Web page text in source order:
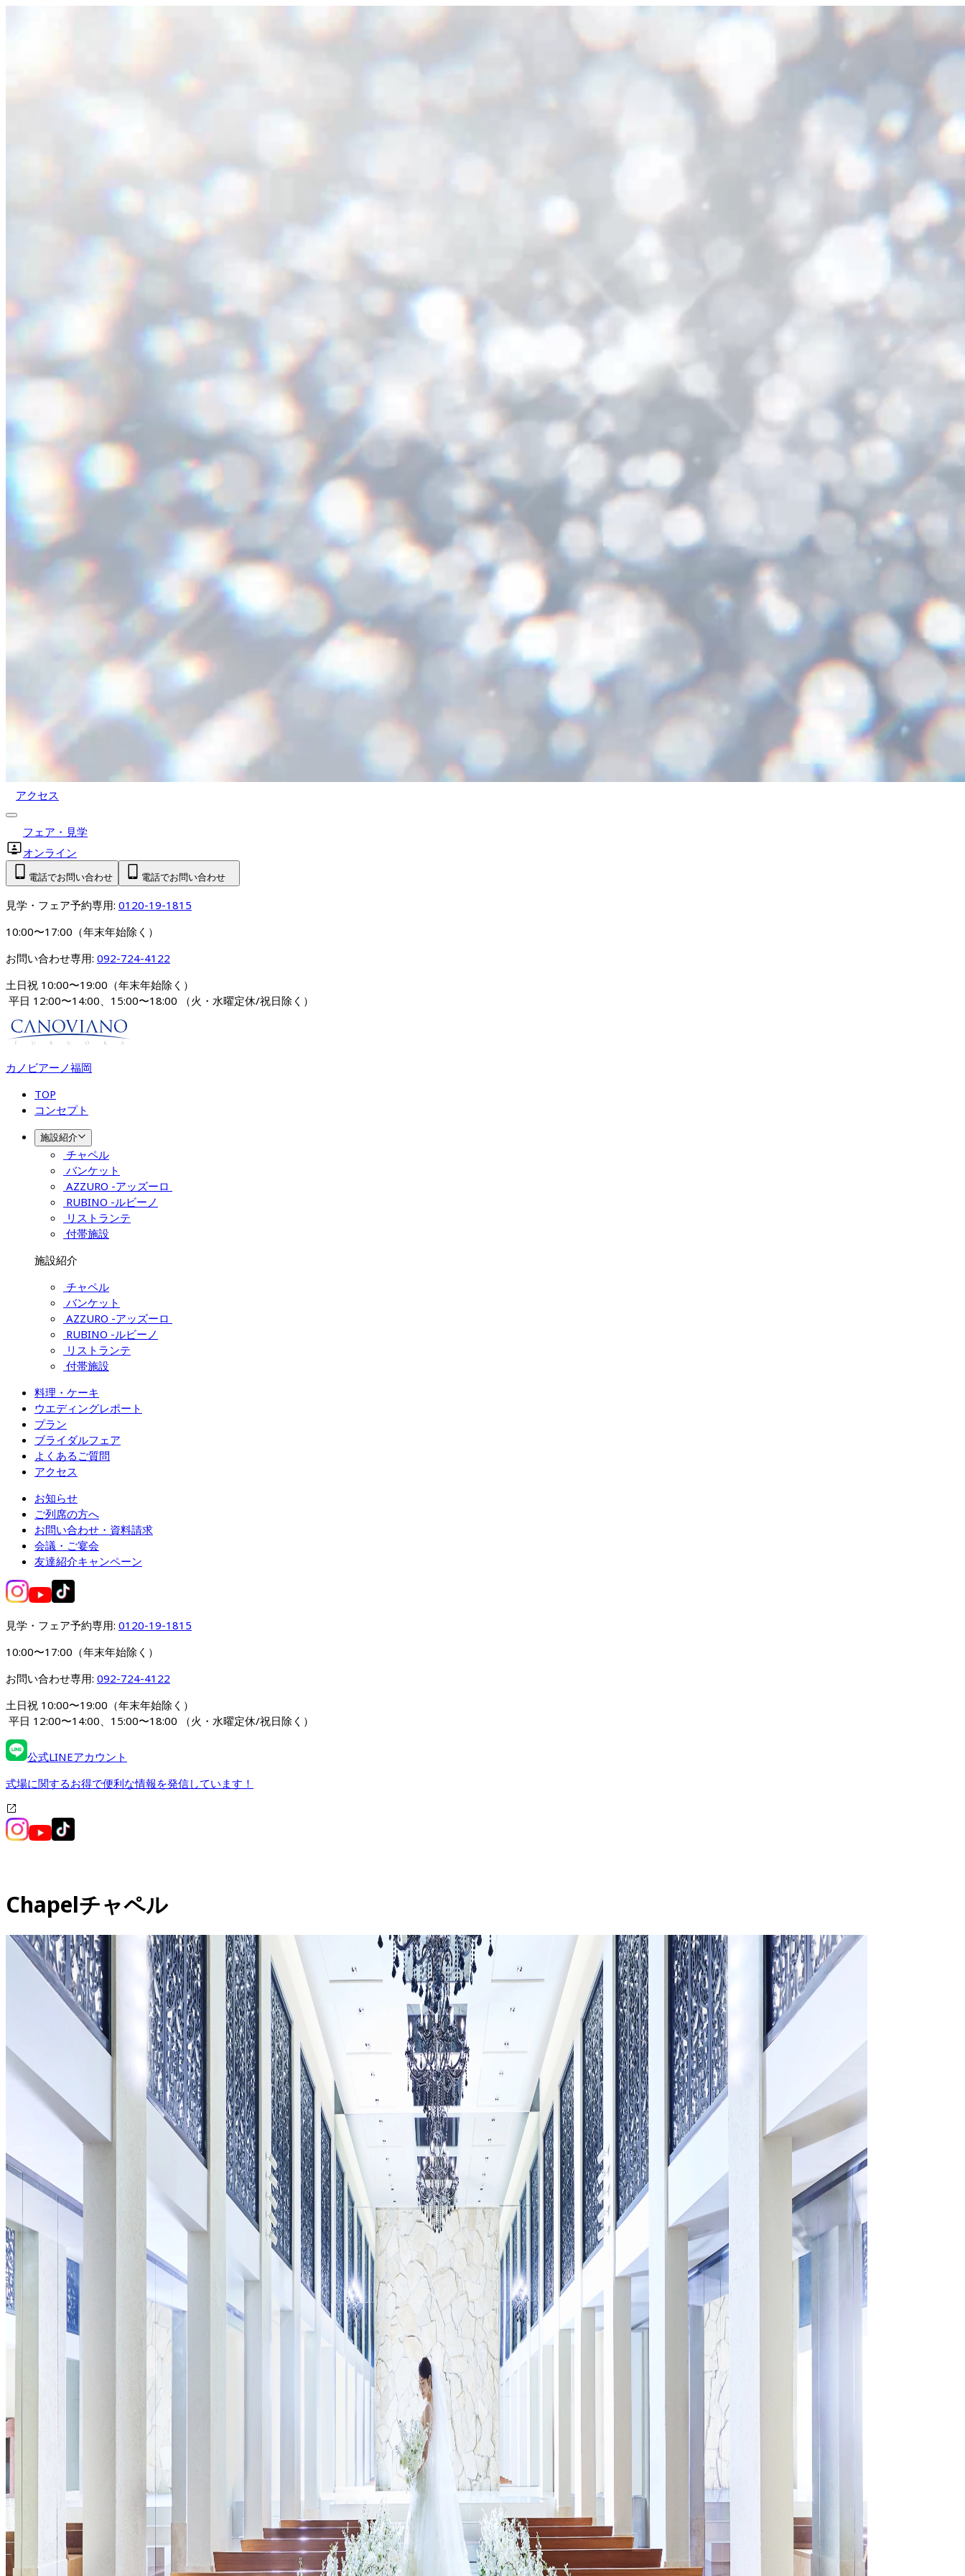
アクセス
フェア・見学
オンライン
電話でお問い合わせ 電話でお問い合わせ
見学・フェア予約専用: 0120-19-1815
10:00〜17:00（年末年始除く）
お問い合わせ専用: 092-724-4122
土日祝 10:00〜19:00（年末年始除く）
平日 12:00〜14:00、15:00〜18:00
（火・水曜定休/祝日除く）
カノビアーノ福岡
TOP
コンセプト
施設紹介
チャペル
バンケット
AZZURO -アッズーロ
RUBINO -ルビーノ
リストランテ
付帯施設
施設紹介
チャペル
バンケット
AZZURO -アッズーロ
RUBINO -ルビーノ
リストランテ
付帯施設
料理・ケーキ
ウエディングレポート
プラン
ブライダルフェア
よくあるご質問
アクセス
お知らせ
ご列席の方へ
お問い合わせ・資料請求
会議・ご宴会
友達紹介キャンペーン
見学・フェア予約専用: 0120-19-1815
10:00〜17:00（年末年始除く）
お問い合わせ専用: 092-724-4122
土日祝 10:00〜19:00（年末年始除く）
平日 12:00〜14:00、15:00〜18:00
（火・水曜定休/祝日除く）
公式LINEアカウント
式場に関するお得で便利な情報を発信しています！
Chapelチャペル